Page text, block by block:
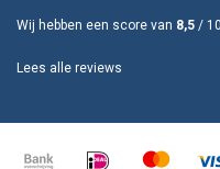
Wij hebben een score van 8,5 / 10
Lees alle reviews